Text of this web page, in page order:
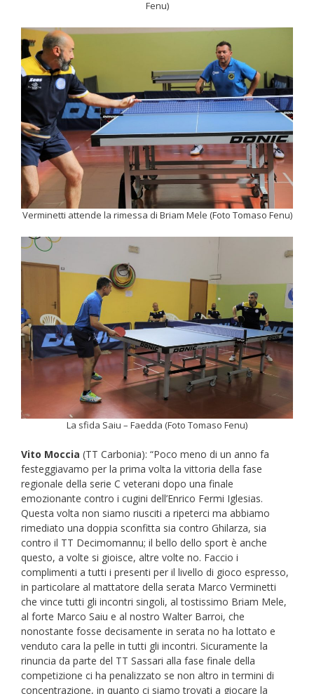
Fenu)
Verminetti attende la rimessa di Briam Mele (Foto Tomaso Fenu)
La sfida Saiu – Faedda (Foto Tomaso Fenu)
Vito Moccia (TT Carbonia): “Poco meno di un anno fa
festeggiavamo per la prima volta la vittoria della fase
regionale della serie C veterani dopo una finale
emozionante contro i cugini dell’Enrico Fermi Iglesias.
Questa volta non siamo riusciti a ripeterci ma abbiamo
rimediato una doppia sconfitta sia contro Ghilarza, sia
contro il TT Decimomannu; il bello dello sport è anche
questo, a volte si gioisce, altre volte no. Faccio i
complimenti a tutti i presenti per il livello di gioco espresso,
in particolare al mattatore della serata Marco Verminetti
che vince tutti gli incontri singoli, al tostissimo Briam Mele,
al forte Marco Saiu e al nostro Walter Barroi, che
nonostante fosse decisamente in serata no ha lottato e
venduto cara la pelle in tutti gli incontri. Sicuramente la
rinuncia da parte del TT Sassari alla fase finale della
competizione ci ha penalizzato se non altro in termini di
concentrazione, in quanto ci siamo trovati a giocare la